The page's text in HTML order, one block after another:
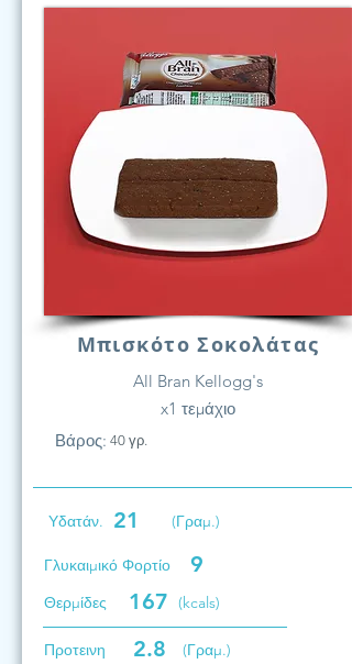
Μπισκότο Σοκολάτας
All Bran Kellogg's
x1 τεμάχιο
Βάρος: 40 γρ.
Υδατάν. 21 (Γραμ.)
Γλυκαιμικό Φορτίο 9
Θερμίδες 167 (kcals)
Προτεινη 2.8
(Γραμ.)